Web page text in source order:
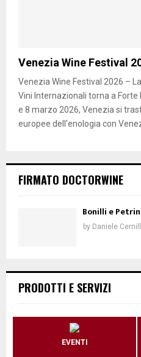
Venezia Wine Festival
Venezia Wine Festival 2026 –
Vini Internazionali torna a
e 8 marzo 2026, Venezia si
europee dell’enologia con
FIRMATO DOCTORWINE
Bonilli e
by Daniele
PRODOTTI E SERVIZI
EVENTI